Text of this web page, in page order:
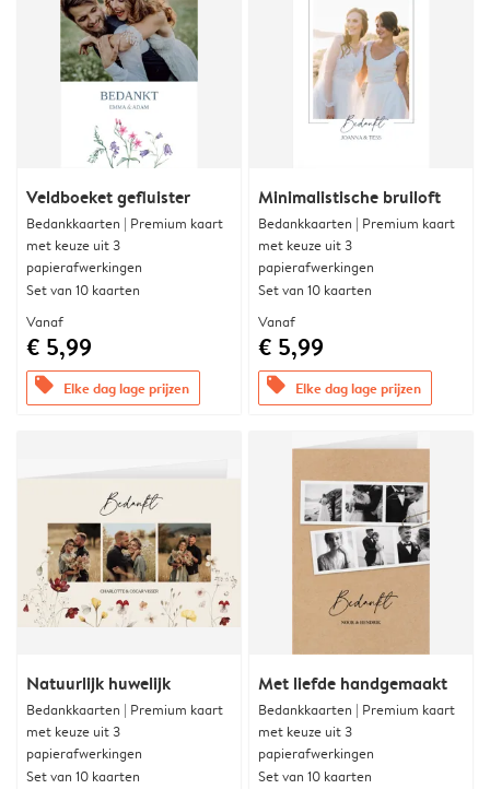
Veldboeket gefluister
Bedankkaarten | Premium kaart
met keuze uit 3
papierafwerkingen
Set van 10 kaarten
Vanaf
€ 5,99
offers Elke dag lage prijzen
Minimalistische bruiloft
Bedankkaarten | Premium kaart
met keuze uit 3
papierafwerkingen
Set van 10 kaarten
Vanaf
€ 5,99
offers Elke dag lage prijzen
Natuurlijk huwelijk
Bedankkaarten | Premium kaart
met keuze uit 3
papierafwerkingen
Set van 10 kaarten
Met liefde handgemaakt
Bedankkaarten | Premium kaart
met keuze uit 3
papierafwerkingen
Set van 10 kaarten